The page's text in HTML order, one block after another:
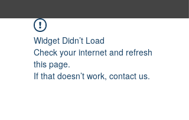
Widget Didn’t Load
Check your internet and refresh
this page.
If that doesn’t work, contact us.